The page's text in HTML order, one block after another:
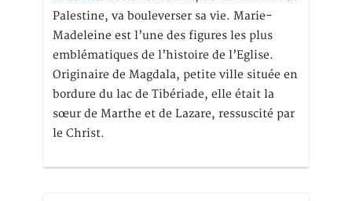
Palestine, va bouleverser sa vie. Marie-
Madeleine est l’une des figures les plus
emblématiques de l’histoire de l’Eglise.
Originaire de Magdala, petite ville située en
bordure du lac de Tibériade, elle était la
sœur de Marthe et de Lazare, ressuscité par
le Christ.